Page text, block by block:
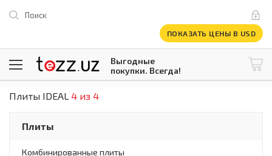
Поиск
ПОКАЗАТЬ ЦЕНЫ В USD
Выгодные
покупки. Всегда!
1 USD = 12 296.16 сум
Все категории
Компьютеры и оргтехника
Телевизоры
Плиты IDEAL 4 из 4
Плиты
Комбинированные плиты